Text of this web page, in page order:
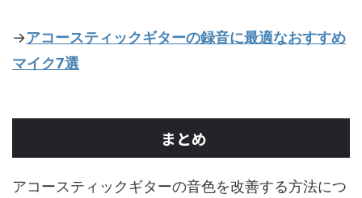
→アコースティックギターの録音に最適なおすすめ
マイク7選
まとめ
アコースティックギターの音色を改善する方法につ